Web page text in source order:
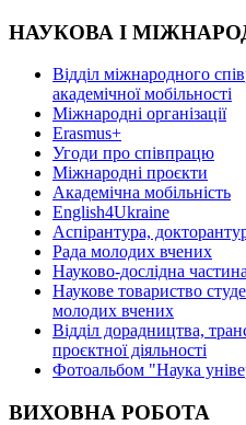
НАУКОВА І
Відділ міжнародного
академічної мобільності
Міжнародні організації
Erasmus+
Угоди про співпрацю
Міжнародні проєкти
Академічна мобільність
English4Ukraine
Аспірантура,
Рада молодих вчених
Науково-дослідна частина
Наукове товариство
молодих вчених
Відділ дорадництва,
проєктної діяльності
Фотоальбом "Наука
ВИХОВНА РОБОТА